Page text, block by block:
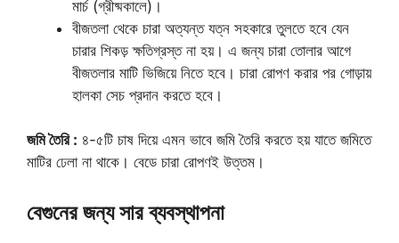
মার্চ (গ্রীষ্মকালে)।
বীজতলা থেকে চারা অত্যন্ত যত্ন সহকারে তুলতে হবে যেন
চারার শিকড় ক্ষতিগ্রস্ত না হয়। এ জন্য চারা তোলার আগে
বীজতলার মাটি ভিজিয়ে নিতে হবে। চারা রোপণ করার পর গোড়ায়
হালকা সেচ প্রদান করতে হবে।
জমি তৈরি : ৪-৫টি চাষ দিয়ে এমন ভাবে জমি তৈরি করতে হয় যাতে জমিতে
মাটির ঢেলা না থাকে। বেডে চারা রোপণই উত্তম।
বেগুনের জন্য সার ব্যবস্থাপনা